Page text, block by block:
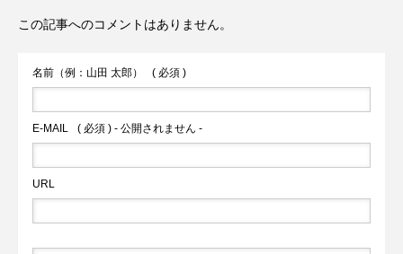
を申請へ
この記事へのコメントはありません。
名前（例：山田 太郎） ( 必須 )
E-MAIL ( 必須 ) - 公開されません -
URL